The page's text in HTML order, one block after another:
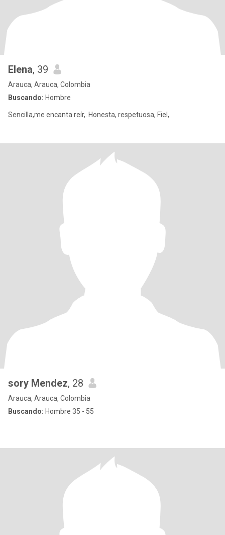
Elena, 39
Arauca, Arauca, Colombia
Buscando: Hombre
Sencilla,me encanta reír,. Honesta, respetuosa, Fiel,
sory Mendez, 28
Arauca, Arauca, Colombia
Buscando: Hombre 35 - 55